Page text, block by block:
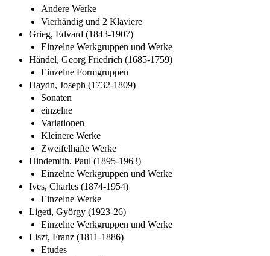
Andere Werke
Vierhändig und 2 Klaviere
Grieg, Edvard (1843-1907)
Einzelne Werkgruppen und Werke
Händel, Georg Friedrich (1685-1759)
Einzelne Formgruppen
Haydn, Joseph (1732-1809)
Sonaten
einzelne
Variationen
Kleinere Werke
Zweifelhafte Werke
Hindemith, Paul (1895-1963)
Einzelne Werkgruppen und Werke
Ives, Charles (1874-1954)
Einzelne Werke
Ligeti, György (1923-26)
Einzelne Werkgruppen und Werke
Liszt, Franz (1811-1886)
Etudes